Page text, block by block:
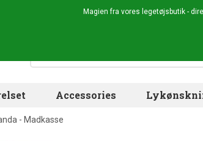
Magien fra vores legetøjsbutik -
Accessories
- Madkasse